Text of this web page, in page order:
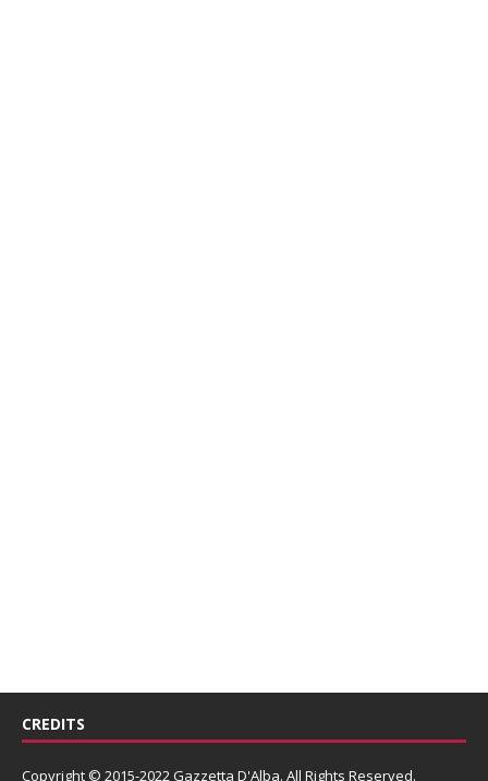
CREDITS
Copyright © 2015-2022 Gazzetta D'Alba. All Rights Reserved.